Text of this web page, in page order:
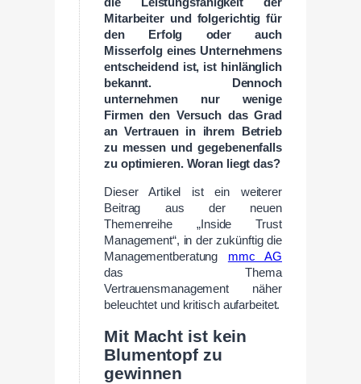
die Leistungsfähigkeit der
Mitarbeiter und folgerichtig für
den Erfolg oder auch
Misserfolg eines Unternehmens
entscheidend ist, ist hinlänglich
bekannt. Dennoch
unternehmen nur wenige
Firmen den Versuch das Grad
an Vertrauen in ihrem Betrieb
zu messen und gegebenenfalls
zu optimieren. Woran liegt das?
Dieser Artikel ist ein weiterer
Beitrag aus der neuen
Themenreihe „Inside Trust
Management“, in der zukünftig die
Managementberatung mmc AG
das Thema
Vertrauensmanagement näher
beleuchtet und kritisch aufarbeitet.
Mit Macht ist kein
Blumentopf zu
gewinnen